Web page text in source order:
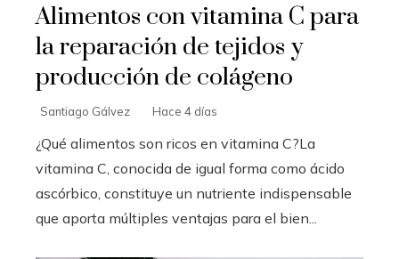
Alimentos con vitamina C para
la reparación de tejidos y
producción de colágeno
Santiago Gálvez Hace 4 días
¿Qué alimentos son ricos en vitamina C?La
vitamina C, conocida de igual forma como ácido
ascórbico, constituye un nutriente indispensable
que aporta múltiples ventajas para el bien...